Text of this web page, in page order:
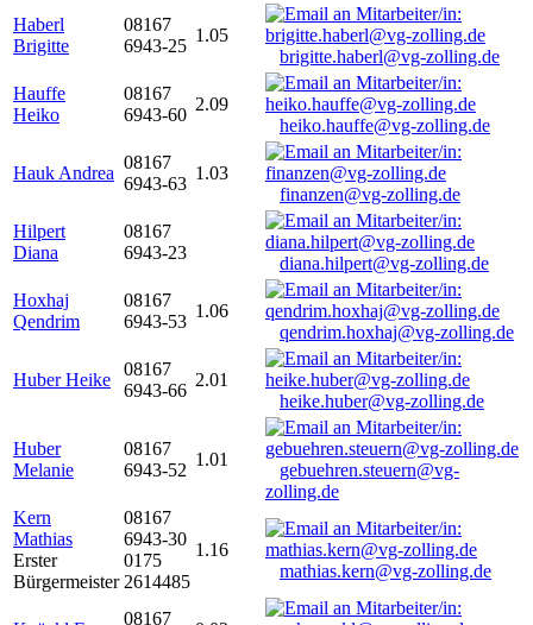
Haberl
Brigitte
08167
6943-25
1.05
brigitte.haberl@vg-zolling.de
Hauffe
Heiko
08167
6943-60
2.09
heiko.hauffe@vg-zolling.de
Hauk Andrea
08167
6943-63
1.03
finanzen@vg-zolling.de
Hilpert
Diana
08167
6943-23
diana.hilpert@vg-zolling.de
Hoxhaj
Qendrim
08167
6943-53
1.06
qendrim.hoxhaj@vg-zolling.de
Huber Heike
08167
6943-66
2.01
heike.huber@vg-zolling.de
Huber
Melanie
08167
6943-52
1.01
gebuehren.steuern@vg-
zolling.de
Kern
Mathias
Erster
Bürgermeister
08167
6943-30
0175
2614485
1.16
mathias.kern@vg-zolling.de
08167